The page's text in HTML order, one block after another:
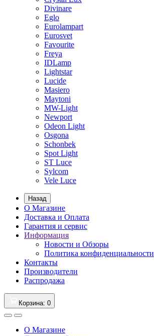
Divinare
Eglo
Eurolampart
Eurosvet
Favourite
Freya
IDLamp
Lightstar
Lucide
Masiero
Maytoni
MW-Light
Newport
Odeon Light
Osgona
Schonbek
Spot Light
ST Luce
Sylcom
Vele Luce
Назад
О Магазине
Доставка и Оплата
Гарантия и сервис
Информация
Новости и Обзоры
Политика конфиденциальности
Контакты
Производители
Распродажа
Корзина: 0
О Магазине